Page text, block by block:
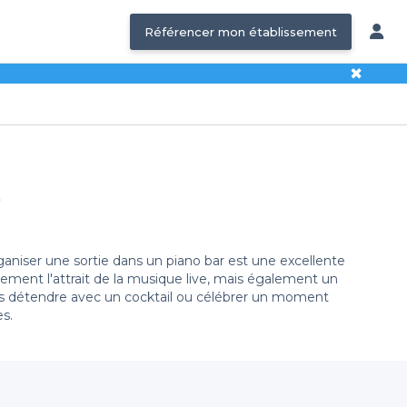
Référencer mon établissement
✖
une sortie dans un piano bar est une excellente
l'attrait de la musique live, mais également un
détendre avec un cocktail ou célébrer un moment
plateforme vous propose une large sélection